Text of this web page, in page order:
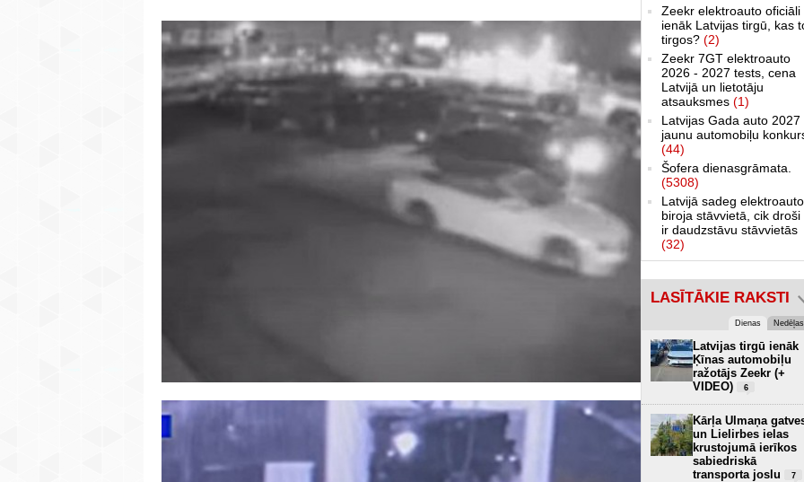
Zeekr elektroauto oficiāli
ienāk Latvijas tirgū, kas
tirgos? (2)
Zeekr 7GT elektroauto
2026 - 2027 tests, cena
Latvijā un lietotāju
atsauksmes (1)
Latvijas Gada auto 2027
jaunu automobiļu
(44)
Šofera dienasgrāmata.
(5308)
Latvijā sadeg elektroauto
biroja stāvvietā, cik droši
ir daudzstāvu stāvvietās
(32)
LASĪTĀKIE RAKSTI
Dienas Nedēļas
Latvijas tirgū ienāk
Ķīnas automobiļu
ražotājs Zeekr (+
VIDEO)
6
Kārļa Ulmaņa
un Lielirbes ielas
krustojumā ierīkos
sabiedriskā
transporta joslu
7